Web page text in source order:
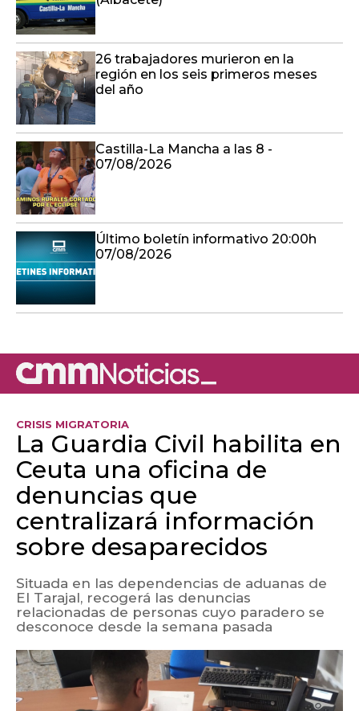
26 trabajadores murieron en la
región en los seis primeros meses
del año
Castilla-La Mancha a las 8 -
07/08/2026
Último boletín informativo 20:00h
07/08/2026
CRISIS MIGRATORIA
La Guardia Civil habilita en
Ceuta una oficina de
denuncias que
centralizará información
sobre desaparecidos
Situada en las dependencias de aduanas de
El Tarajal, recogerá las denuncias
relacionadas de personas cuyo paradero se
desconoce desde la semana pasada